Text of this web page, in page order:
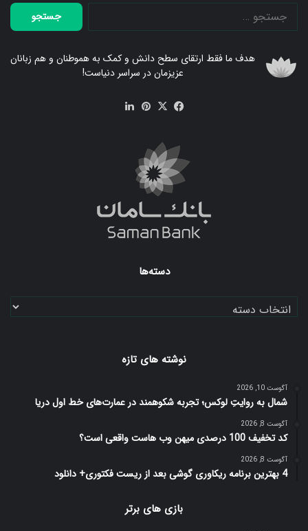
جستجو
برای:
هدف ما فقط ارتقای سطح دانش و کمک به هموطنان و هم زبانان
عزیزمان در سراسر دنیاست!
فیسX ‫پین‌ترست
دسته‌ها
دسته‌ها
نوشته های تازه
آگوست 10, 2026
شمال به روایتِ لوکس؛ تجربه شکوهمند در عمارت‌های خط اول دریا
آگوست 8, 2026
کد تخفیف 100 درصدی میهن وب هاست واقعی است؟
آگوست 8, 2026
4 بهترین برنامه ریکاوری گوشی بعد از ریست فکتوری+ دانلود
بازی های برتر